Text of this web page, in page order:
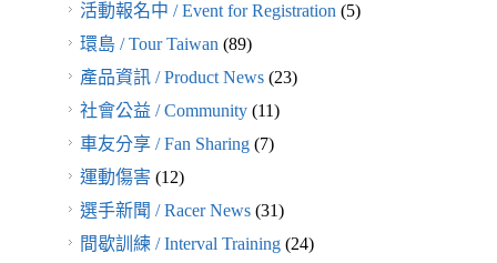
活動報名中 / Event for Registration (5)
環島 / Tour Taiwan (89)
產品資訊 / Product News(23)
社會公益 / Community(11)
車友分享 / Fan Sharing(7)
運動傷害(12)
選手新聞 / Racer News(31)
間歇訓練 / Interval Training(24)